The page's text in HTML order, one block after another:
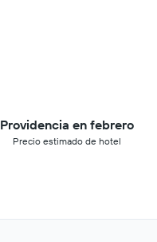
Providencia en febrero
Precio estimado de hotel